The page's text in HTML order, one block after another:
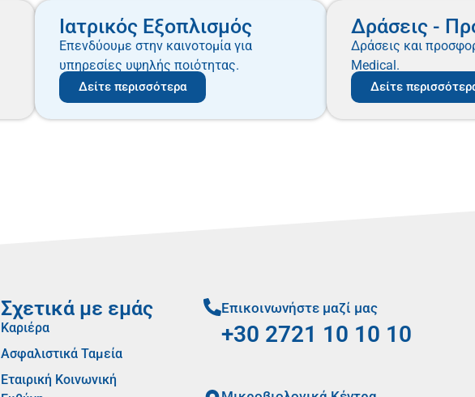
Ιατρικός Εξοπλισμός
Επενδύουμε στην καινοτομία για
υπηρεσίες υψηλής ποιότητας.
Δείτε περισσότερα
Δράσεις -
Δράσεις και
Medical.
Δείτε
Σχετικά με εμάς
Καριέρα
Ασφαλιστικά Ταμεία
Εταιρική Κοινωνική
Επικοινωνήστε μαζί μας
+30 2721 10 10 10